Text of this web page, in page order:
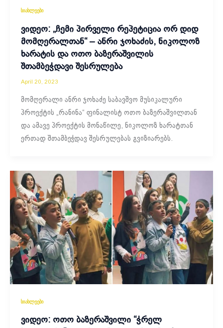
სიახლეები
ვიდეო: „ჩემი პირველი რეპეტიცია ორ დიდ
მომღერალთან“ – ანრი ჯოხაძის, ნიკოლოზ
ხარატის და ოთო ბაზერაშვილის
შთამბეჭდავი შესრულება
April 20, 2023
მომღერალი ანრი ჯოხაძე საბავშვო მუსიკალური
პროექტის „რანინა“ ფინალისტ ოთო ბაზერაშვილთან
და ამავე პროექტის მონაწილე, ნიკოლოზ ხარატთან
ერთად შთამბეჭდავ შესრულებას გვიზიარებს.
სიახლეები
ვიდეო: ოთო ბაზერაშვილი “ჭრელ